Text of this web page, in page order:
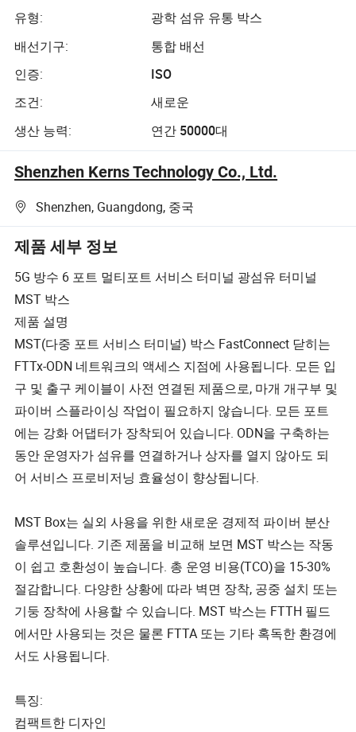
유형:
광학 섬유 유통 박스
배선기구:
통합 배선
인증:
ISO
조건:
새로운
생산 능력:
연간 50000대
Shenzhen Kerns Technology Co., Ltd.
Shenzhen, Guangdong, 중국
제품 세부 정보
5G 방수 6 포트 멀티포트 서비스 터미널 광섬유 터미널
MST 박스
제품 설명
MST(다중 포트 서비스 터미널) 박스 FastConnect 닫히는
FTTx-ODN 네트워크의 액세스 지점에 사용됩니다. 모든 입
구 및 출구 케이블이 사전 연결된 제품으로, 마개 개구부 및
파이버 스플라이싱 작업이 필요하지 않습니다. 모든 포트
에는 강화 어댑터가 장착되어 있습니다. ODN을 구축하는
동안 운영자가 섬유를 연결하거나 상자를 열지 않아도 되
어 서비스 프로비저닝 효율성이 향상됩니다.
MST Box는 실외 사용을 위한 새로운 경제적 파이버 분산
솔루션입니다. 기존 제품을 비교해 보면 MST 박스는 작동
이 쉽고 호환성이 높습니다. 총 운영 비용(TCO)을 15-30%
절감합니다. 다양한 상황에 따라 벽면 장착, 공중 설치 또는
기둥 장착에 사용할 수 있습니다. MST 박스는 FTTH 필드
에서만 사용되는 것은 물론 FTTA 또는 기타 혹독한 환경에
서도 사용됩니다.
특징:
컴팩트한 디자인